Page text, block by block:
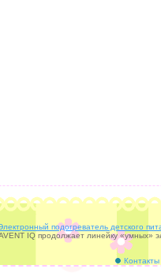
подогреватель детского
IQ продолжает линейку «умных»
Контакты